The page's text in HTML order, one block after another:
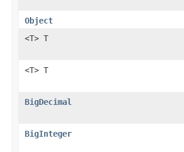
Object
<T> T
<T> T
BigDecimal
BigInteger